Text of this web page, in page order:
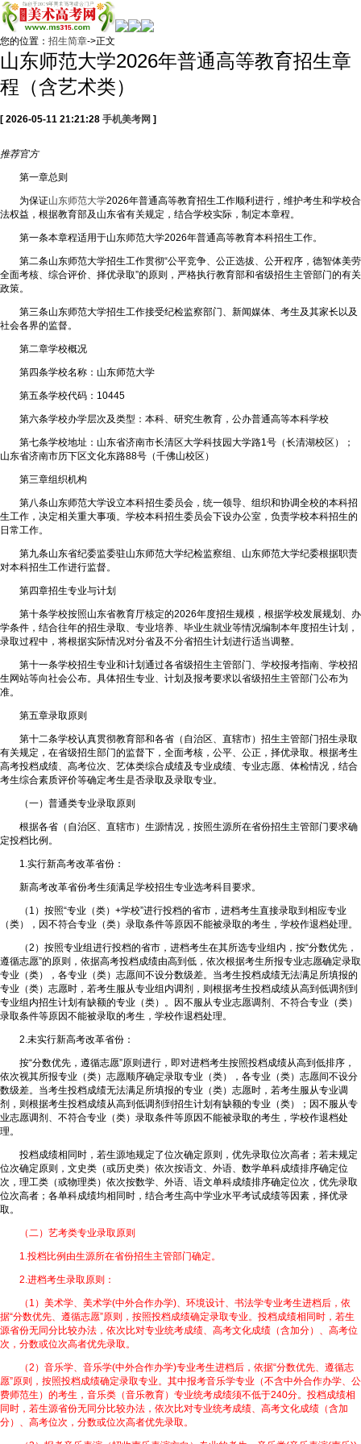
您的位置： 招生简章->正文
山东师范大学2026年普通高等教育招生章
程（含艺术类）
[ 2026-05-11 21:21:28 手机美考网 ]
推荐官方
第一章总则
为保证山东师范大学2026年普通高等教育招生工作顺利进行，维护考生和学校合
法权益，根据教育部及山东省有关规定，结合学校实际，制定本章程。
第一条本章程适用于山东师范大学2026年普通高等教育本科招生工作。
第二条山东师范大学招生工作贯彻“公平竞争、公正选拔、公开程序，德智体美劳
全面考核、综合评价、择优录取”的原则，严格执行教育部和省级招生主管部门的有关
政策。
第三条山东师范大学招生工作接受纪检监察部门、新闻媒体、考生及其家长以及
社会各界的监督。
第二章学校概况
第四条学校名称：山东师范大学
第五条学校代码：10445
第六条学校办学层次及类型：本科、研究生教育，公办普通高等本科学校
第七条学校地址：山东省济南市长清区大学科技园大学路1号（长清湖校区）；
山东省济南市历下区文化东路88号（千佛山校区）
第三章组织机构
第八条山东师范大学设立本科招生委员会，统一领导、组织和协调全校的本科招
生工作，决定相关重大事项。学校本科招生委员会下设办公室，负责学校本科招生的
日常工作。
第九条山东省纪委监委驻山东师范大学纪检监察组、山东师范大学纪委根据职责
对本科招生工作进行监督。
第四章招生专业与计划
第十条学校按照山东省教育厅核定的2026年度招生规模，根据学校发展规划、办
学条件，结合往年的招生录取、专业培养、毕业生就业等情况编制本年度招生计划，
录取过程中，将根据实际情况对分省及不分省招生计划进行适当调整。
第十一条学校招生专业和计划通过各省级招生主管部门、学校报考指南、学校招
生网站等向社会公布。具体招生专业、计划及报考要求以省级招生主管部门公布为
准。
第五章录取原则
第十二条学校认真贯彻教育部和各省（自治区、直辖市）招生主管部门招生录取
有关规定，在省级招生部门的监督下，全面考核，公平、公正，择优录取。根据考生
高考投档成绩、高考位次、艺体类综合成绩及专业成绩、专业志愿、体检情况，结合
考生综合素质评价等确定考生是否录取及录取专业。
（一）普通类专业录取原则
根据各省（自治区、直辖市）生源情况，按照生源所在省份招生主管部门要求确
定投档比例。
1.实行新高考改革省份：
新高考改革省份考生须满足学校招生专业选考科目要求。
（1）按照“专业（类）+学校”进行投档的省市，进档考生直接录取到相应专业
（类），因不符合专业（类）录取条件等原因不能被录取的考生，学校作退档处理。
（2）按照专业组进行投档的省市，进档考生在其所选专业组内，按“分数优先，
遵循志愿”的原则，依据高考投档成绩由高到低，依次根据考生所报专业志愿确定录取
专业（类），各专业（类）志愿间不设分数级差。当考生投档成绩无法满足所填报的
专业（类）志愿时，若考生服从专业组内调剂，则根据考生投档成绩从高到低调剂到
专业组内招生计划有缺额的专业（类）。因不服从专业志愿调剂、不符合专业（类）
录取条件等原因不能被录取的考生，学校作退档处理。
2.未实行新高考改革省份：
按“分数优先，遵循志愿”原则进行，即对进档考生按照投档成绩从高到低排序，
依次视其所报专业（类）志愿顺序确定录取专业（类），各专业（类）志愿间不设分
数级差。当考生投档成绩无法满足所填报的专业（类）志愿时，若考生服从专业调
剂，则根据考生投档成绩从高到低调剂到招生计划有缺额的专业（类）；因不服从专
业志愿调剂、不符合专业（类）录取条件等原因不能被录取的考生，学校作退档处
理。
投档成绩相同时，若生源地规定了位次确定原则，优先录取位次高者；若未规定
位次确定原则，文史类（或历史类）依次按语文、外语、数学单科成绩排序确定位
次，理工类（或物理类）依次按数学、外语、语文单科成绩排序确定位次，优先录取
位次高者；各单科成绩均相同时，结合考生高中学业水平考试成绩等因素，择优录
取。
（二）艺考类专业录取原则
1.投档比例由生源所在省份招生主管部门确定。
2.进档考生录取原则：
（1）美术学、美术学(中外合作办学)、环境设计、书法学专业考生进档后，依
据“分数优先、遵循志愿”原则，按照投档成绩确定录取专业。投档成绩相同时，若生
源省份无同分比较办法，依次比对专业统考成绩、高考文化成绩（含加分）、高考位
次，分数或位次高者优先录取。
（2）音乐学、音乐学(中外合作办学)专业考生进档后，依据“分数优先、遵循志
愿”原则，按照投档成绩确定录取专业。其中报考音乐学专业（不含中外合作办学、公
费师范生）的考生，音乐类（音乐教育）专业统考成绩须不低于240分。投档成绩相
同时，若生源省份无同分比较办法，依次比对专业统考成绩、高考文化成绩（含加
分）、高考位次，分数或位次高者优先录取。